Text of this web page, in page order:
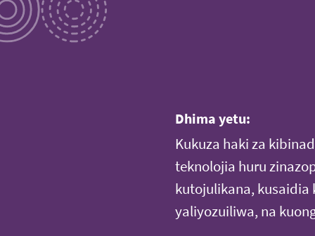
Dhima yetu:
Kukuza haki za
teknolojia huru
kutojulikana,
yaliyozuiliwa, na